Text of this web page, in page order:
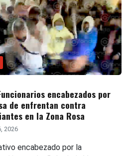
encabezados por
de enfrentan contra
en la Zona Rosa
2026
encabezado por la